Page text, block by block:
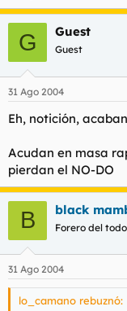
G Guest
Guest
31 Ago 2004
Eh, notición,
Acudan en masa
pierdan el NO-DO
B black
Forero del
31 Ago 2004
lo_camano rebuznó: